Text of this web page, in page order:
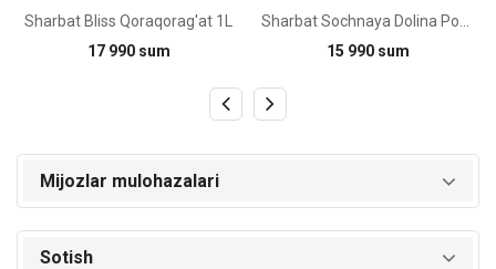
Sharbat Bliss Qoraqorag'at 1L
17 990 sum
15 990 sum
Mijozlar mulohazalari
Sotish